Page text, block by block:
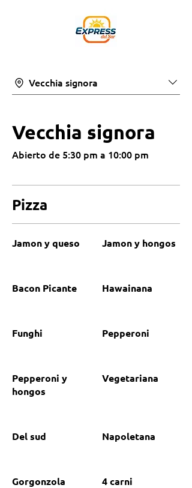
Vecchia signora
Vecchia signora
Abierto de 5:30 pm a 10:00 pm
Pizza
Jamon y queso Jamon y hongos
Bacon Picante Hawainana
Funghi Pepperoni
Pepperoni y
hongos
Vegetariana
Del sud Napoletana
Gorgonzola 4 carni